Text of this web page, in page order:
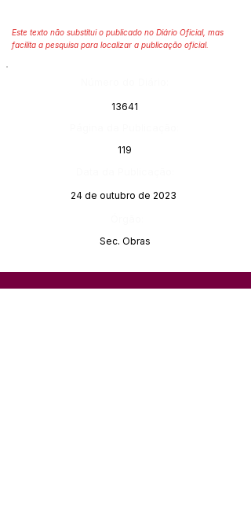
Este texto não substitui o publicado no Diário Oficial, mas
facilita a pesquisa para localizar a publicação oficial.
13641
119
24 de outubro de 2023
Sec. Obras